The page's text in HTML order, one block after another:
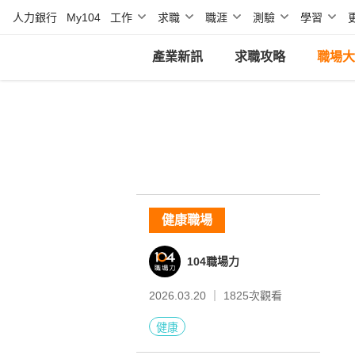
人力銀行 My104 工作 求職 職涯 測驗 學習
產業新訊 求職攻略 職場
健康職場
104職場力
2026.03.20 ｜ 1825次觀看
健康